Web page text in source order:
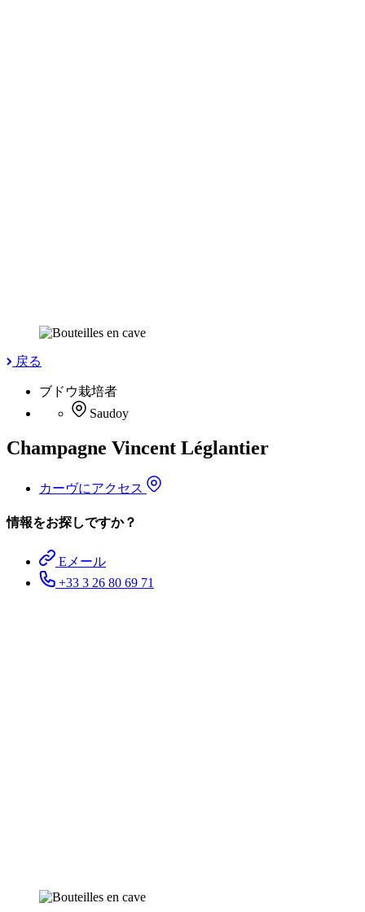
戻る
ブドウ栽培者
Saudoy
Champagne Vincent Léglantier
カーヴにアクセス
情報をお探しですか？
Eメール
+33 3 26 80 69 71